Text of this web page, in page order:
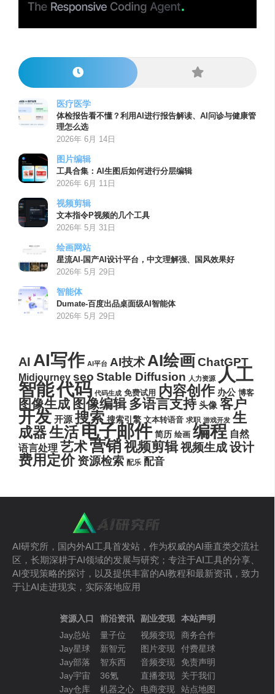
医疗医学
体检报告看不懂？利用AI进行报告解读、AI问诊与健康管
理怎么选
2026年 6月 14日
图片编辑
工具合集：AI生图后如何进行分层编辑
2026年 6月 11日
视频剪辑
文本指令P视频的几个工具
2026年 5月 31日
绘画网站
星流AI-国产AI设计平台，中文理解强、国风效果好
2026年 5月 29日
智能体
Dumate-百度出品桌面级AI智能体
2026年 5月 29日
AI AI写作 AI平台 AI技术AI绘画ChatGPT
Midjourney seo Stable Diffusion 人力资源 人工
智能代码 代码生成 免费试用 内容创作 办公 博客
图像生成 图像编辑 多语言支持 头像 客户
开发 开源 搜索 搜索引擎 文本转语音 求职 游戏开发 生
成器生活电子邮件 简历 绘画 编程 自然
语言处理 艺术营销视频剪辑视频生成设计
费用定价 资源检索 配乐 配音
AI研究所，国内外AI工具首发站，作为权威的AI垂直类交流社
区，长期深耕于AI领域的发展与研究；专注于AI工具的分享、
AI变现策略的探讨，以及提供丰富的AI教程和最新资讯，致力
于让AI走进现实，实际落地应用
资源入口
Jay总站
Jay星球
Jay部落
Jay宇宙
Jay仓库
前沿资讯
量子位
新智元
智东西
36氪
机器之心
副业变现
视频变现
图片变现
音频变现
直播变现
电商变现
本站声明
商务合作
付费星球
免责声明
关于我们
站点地图